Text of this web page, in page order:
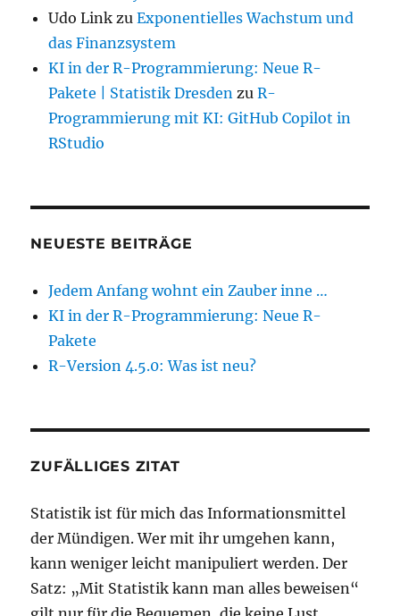
Udo Link zuExponentielles Wachstum und
das Finanzsystem
KI in der R-Programmierung: Neue R-
Pakete | Statistik Dresden zuR-
Programmierung mit KI: GitHub Copilot in
RStudio
NEUESTE BEITRÄGE
Jedem Anfang wohnt ein Zauber inne …
KI in der R-Programmierung: Neue R-
Pakete
R-Version 4.5.0: Was ist neu?
ZUFÄLLIGES ZITAT
Statistik ist für mich das Informationsmittel
der Mündigen. Wer mit ihr umgehen kann,
kann weniger leicht manipuliert werden. Der
Satz: „Mit Statistik kann man alles beweisen“